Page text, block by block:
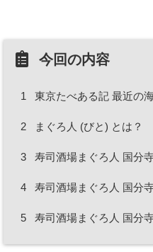
今回の内容
1 東京たべある記 最近の
2 まぐろ人 (びと) とは？
3 寿司酒場まぐろ人 国分
4 寿司酒場まぐろ人 国分
5 寿司酒場まぐろ人 国分